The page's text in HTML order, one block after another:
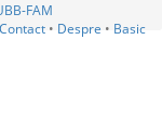
FAM
Contact • Despre • Basic